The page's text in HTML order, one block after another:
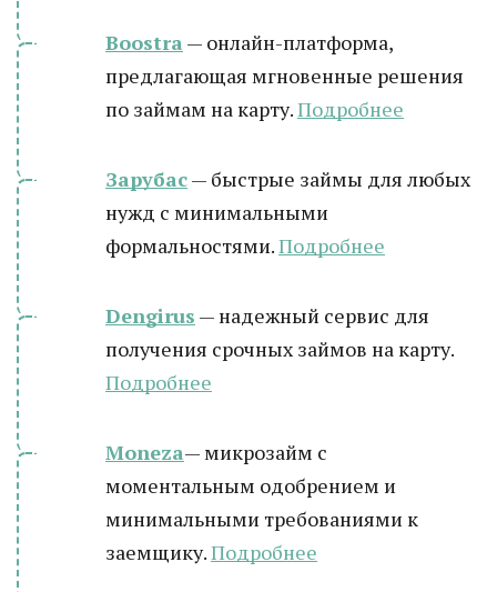
Boostra — онлайн-платформа,
предлагающая мгновенные решения
по займам на карту.Подробнее
Зарубас— быстрые займы для любых
нужд с минимальными
формальностями.Подробнее
Dengirus — надежный сервис для
получения срочных займов на карту.
Подробнее
Moneza— микрозайм с
моментальным одобрением и
минимальными требованиями к
заемщику.Подробнее